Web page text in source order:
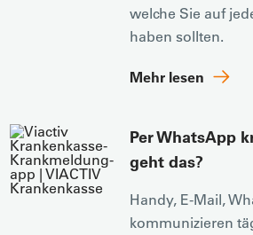
welche Sie auf
haben sollten.
Mehr lesen
Per WhatsApp
geht das?
Handy, E-Mail,
kommunizieren